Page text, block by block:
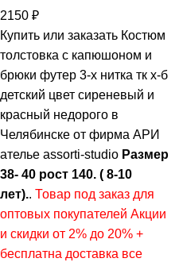
2150 ₽
Купить или заказать Костюм
толстовка с капюшоном и
брюки футер 3-х нитка тк х-б
детский цвет сиреневый и
красный недорого в
Челябинске от фирма АРИ
ателье assorti-studio Размер
38- 40 рост 140. ( 8-10
лет).. Товар под заказ для
оптовых покупателей Акции
и скидки от 2% до 20% +
бесплатна доставка все